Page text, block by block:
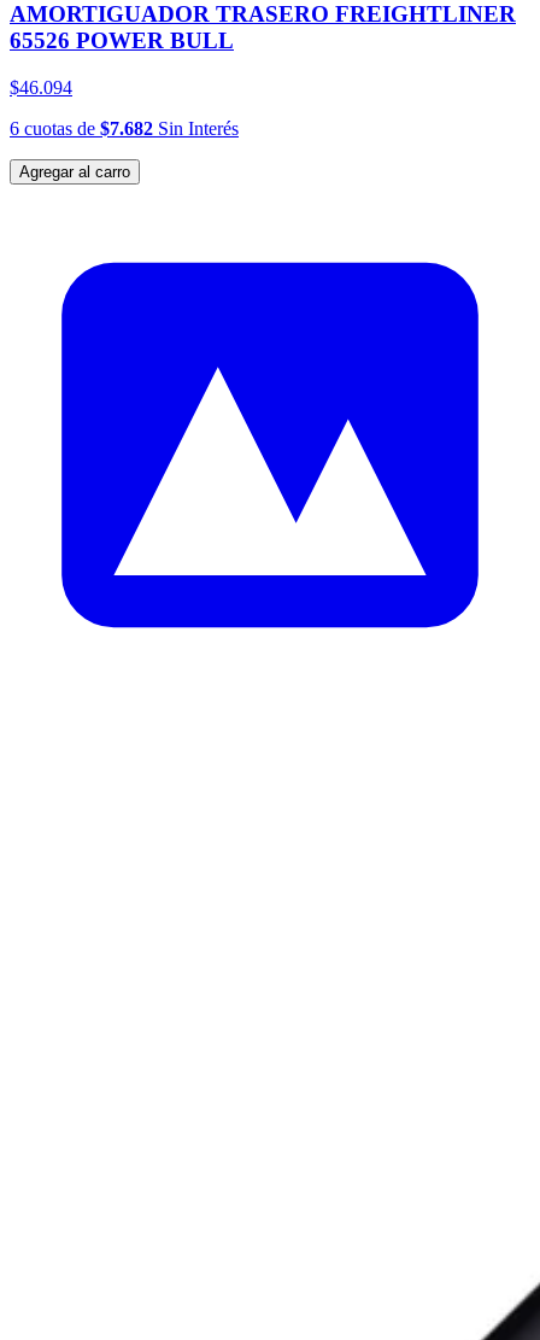
AMORTIGUADOR TRASERO FREIGHTLINER
65526 POWER BULL
$46.094
6 cuotas de $7.682 Sin Interés
Agregar al carro